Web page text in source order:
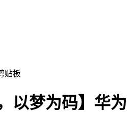
贴板
以梦为码】华为